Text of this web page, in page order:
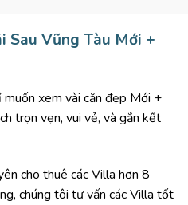
Sau Vũng Tàu Mới +
muốn xem vài căn đẹp Mới +
trọn vẹn, vui vẻ, và gắn kết
cho thuê các Villa hơn 8
chúng tôi tư vấn các Villa tốt